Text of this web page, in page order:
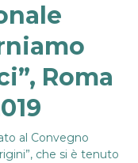
Roma
al Convegno
che si è tenuto